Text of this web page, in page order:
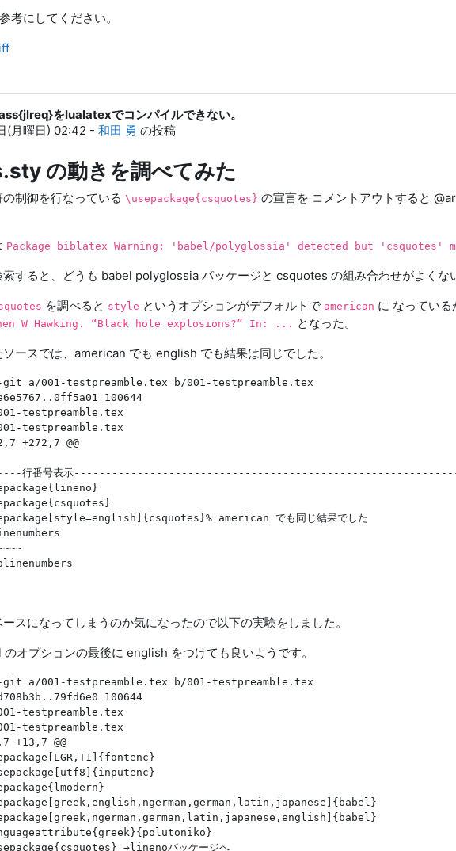
考にしてください。
をlualatexでコンパイルできない。
(月曜日) 02:42 -和田 勇 の投稿
の動きを調べてみた
制御を行なっている\usepackage{csquotes} の宣言を コメントアウトすると
Package biblatex Warning: 'babel/polyglossia' detected but 'csquotes'
すると、どうも babel polyglossia パッケージと csquotes の組み合わせがよくな
を調べると style というオプションがデフォルトで american に なってい
W Hawking. “Black hole explosions?” In: ... となった。
ースでは、american でも english でも結果は同じでした。
a/001-testpreamble.tex b/001-testpreamble.tex
100644
testpreamble.tex
testpreamble.tex
+272,7 @@
行番号表示
american でも同じ結果でした
スになってしまうのか気になったので以下の実験をしました。
オプションの最後に english をつけても良いようです。
a/001-testpreamble.tex b/001-testpreamble.tex
100644
testpreamble.tex
testpreamble.tex
+13,7 @@
→linenoパッケージへ